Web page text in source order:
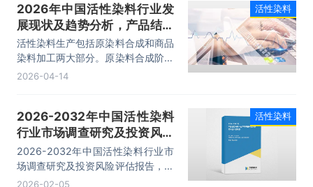
容。
2026年中国活性染料行业发
展现状及趋势分析，产品结构
优化，企业转向中高端产品
「图」
活性染料生产包括原染料合成和商品
染料加工两大部分。原染料合成阶段
是染料中间体、无机原料等化合物进
把每一批原染料进行染色或印花打
样、测定、对比，通过添加剂拼混调
整到所要求标准，主要有干拼混工艺
和湿拼混工艺两种加工方法。活性产
2026-04-14
活性染料
2026-2032年中国活性染料
行业市场调查研究及投资风险
评估报告
2026-2032年中国活性染料行业市
场调查研究及投资风险评估报告，主
要包括国内竞争分析、行业上、下游
2026-02-05
活性染料